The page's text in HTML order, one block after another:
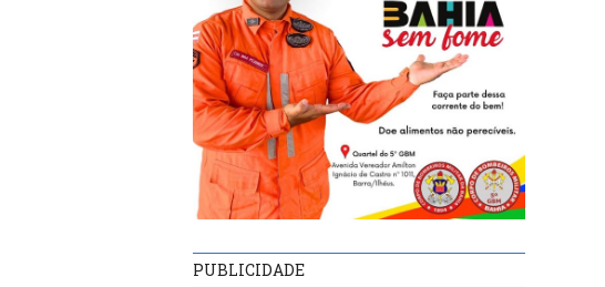
PUBLICIDADE